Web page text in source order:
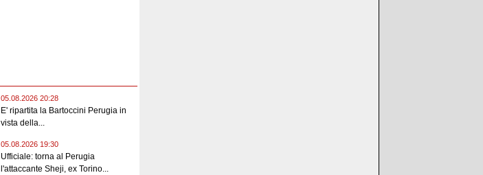
05.08.2026 20:28
E' ripartita la Bartoccini Perugia in
vista della...
05.08.2026 19:30
Ufficiale: torna al Perugia
l'attaccante Sheji, ex Torino...